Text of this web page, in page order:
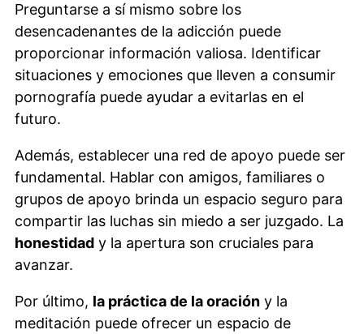
Preguntarse a sí mismo sobre los
desencadenantes de la adicción puede
proporcionar información valiosa. Identificar
situaciones y emociones que lleven a consumir
pornografía puede ayudar a evitarlas en el
futuro.
Además, establecer una red de apoyo puede ser
fundamental. Hablar con amigos, familiares o
grupos de apoyo brinda un espacio seguro para
compartir las luchas sin miedo a ser juzgado. La
honestidad y la apertura son cruciales para
avanzar.
Por último, la práctica de la oración y la
meditación puede ofrecer un espacio de